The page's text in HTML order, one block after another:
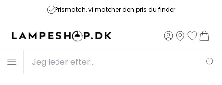
Prismatch, vi matcher den pris du finder